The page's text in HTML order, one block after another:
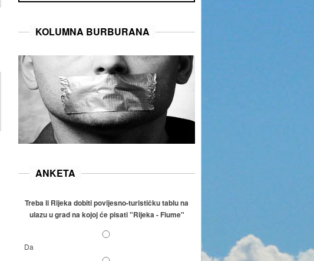
KOLUMNA BURBURANA
ANKETA
Treba li Rijeka dobiti povijesno-turističku tablu na
ulazu u grad na kojoj će pisati "Rijeka - Fiume"
Da